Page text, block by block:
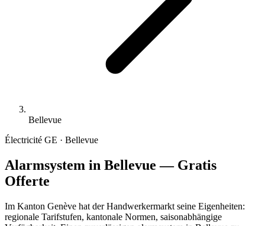
Bellevue
Électricité GE · Bellevue
Alarmsystem in Bellevue — Gratis
Offerte
Im Kanton Genève hat der Handwerkermarkt seine Eigenheiten:
regionale Tarifstufen, kantonale Normen, saisonabhängige